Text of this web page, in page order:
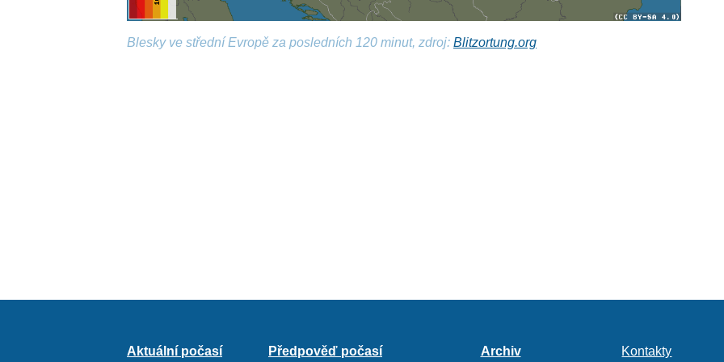
Blesky ve střední Evropě za posledních 120 minut, zdroj:Blitzortung.org
Aktuální počasí Předpověď počasí Archiv Kontakty